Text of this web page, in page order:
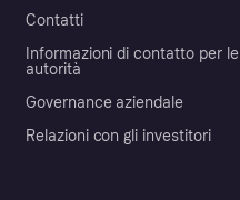
Contatti
Informazioni di contatto per le
autorità
Governance aziendale
Relazioni con gli investitori